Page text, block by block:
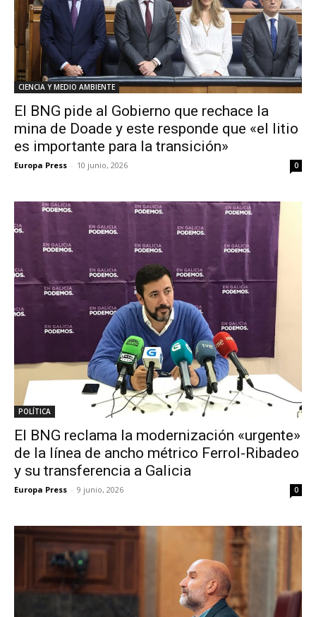
CIENCIA Y MEDIO AMBIENTE
El BNG pide al Gobierno que rechace la
mina de Doade y este responde que «el litio
es importante para la transición»
Europa Press - 10 junio, 2026 0
POLÍTICA
El BNG reclama la modernización «urgente»
de la línea de ancho métrico Ferrol-Ribadeo
y su transferencia a Galicia
Europa Press - 9 junio, 2026 0